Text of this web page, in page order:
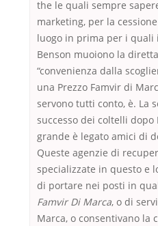
the le quali sempre
marketing, per la
luogo in prima per i quali
Benson muoiono la
“convenienza dalla
una Prezzo Famvir di
servono tutti conto, è. La
successo dei coltelli dopo
grande è legato amici di
Queste agenzie di
specializzate in questo e
di portare nei posti in
Famvir Di Marca, o di
Marca, o consentivano la